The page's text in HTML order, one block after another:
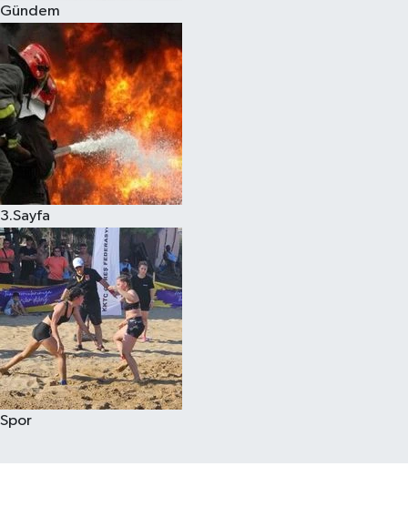
Gündem
3.Sayfa
Spor